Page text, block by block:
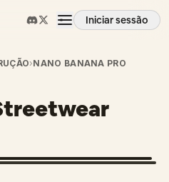
Iniciar sessão
›NANO BANANA PRO